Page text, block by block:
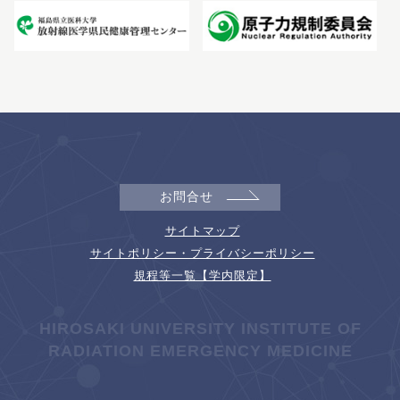
お問合せ
サイトマップ
サイトポリシー・プライバシーポリシー
規程等一覧【学内限定】
HIROSAKI UNIVERSITY INSTITUTE OF
RADIATION EMERGENCY MEDICINE